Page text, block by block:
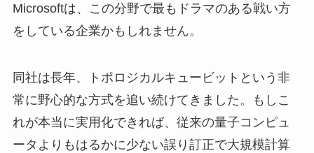
Microsoftは、この分野で最もドラマのある戦い方
をしている企業かもしれません。
同社は長年、トポロジカルキュービットという非
常に野心的な方式を追い続けてきました。もしこ
れが本当に実用化できれば、従来の量子コンピュ
ータよりもはるかに少ない誤り訂正で大規模計算